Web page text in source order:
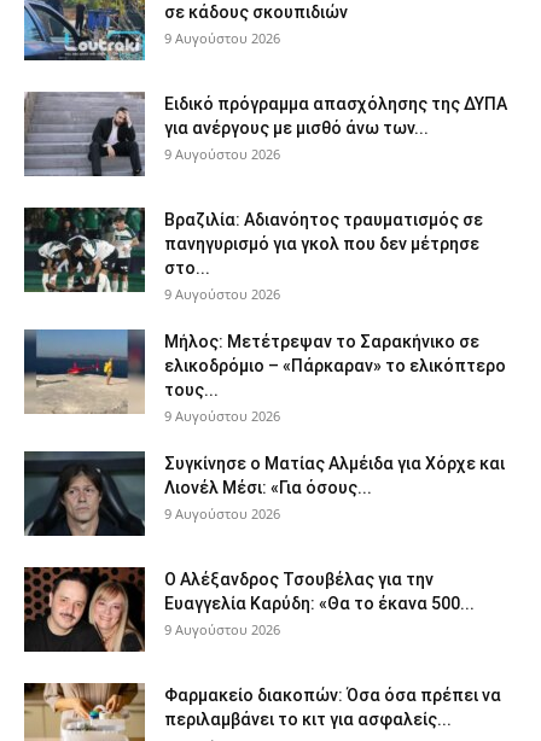
σε κάδους σκουπιδιών
9 Αυγούστου 2026
Ειδικό πρόγραμμα απασχόλησης της ΔΥΠΑ
για ανέργους με μισθό άνω των...
9 Αυγούστου 2026
Βραζιλία: Αδιανόητος τραυματισμός σε
πανηγυρισμό για γκολ που δεν μέτρησε
στο...
9 Αυγούστου 2026
Μήλος: Μετέτρεψαν το Σαρακήνικο σε
ελικοδρόμιο – «Πάρκαραν» το ελικόπτερο
τους...
9 Αυγούστου 2026
Συγκίνησε ο Ματίας Αλμέιδα για Χόρχε και
Λιονέλ Μέσι: «Για όσους...
9 Αυγούστου 2026
Ο Αλέξανδρος Τσουβέλας για την
Ευαγγελία Καρύδη: «Θα το έκανα 500...
9 Αυγούστου 2026
Φαρμακείο διακοπών: Όσα όσα πρέπει να
περιλαμβάνει το κιτ για ασφαλείς...